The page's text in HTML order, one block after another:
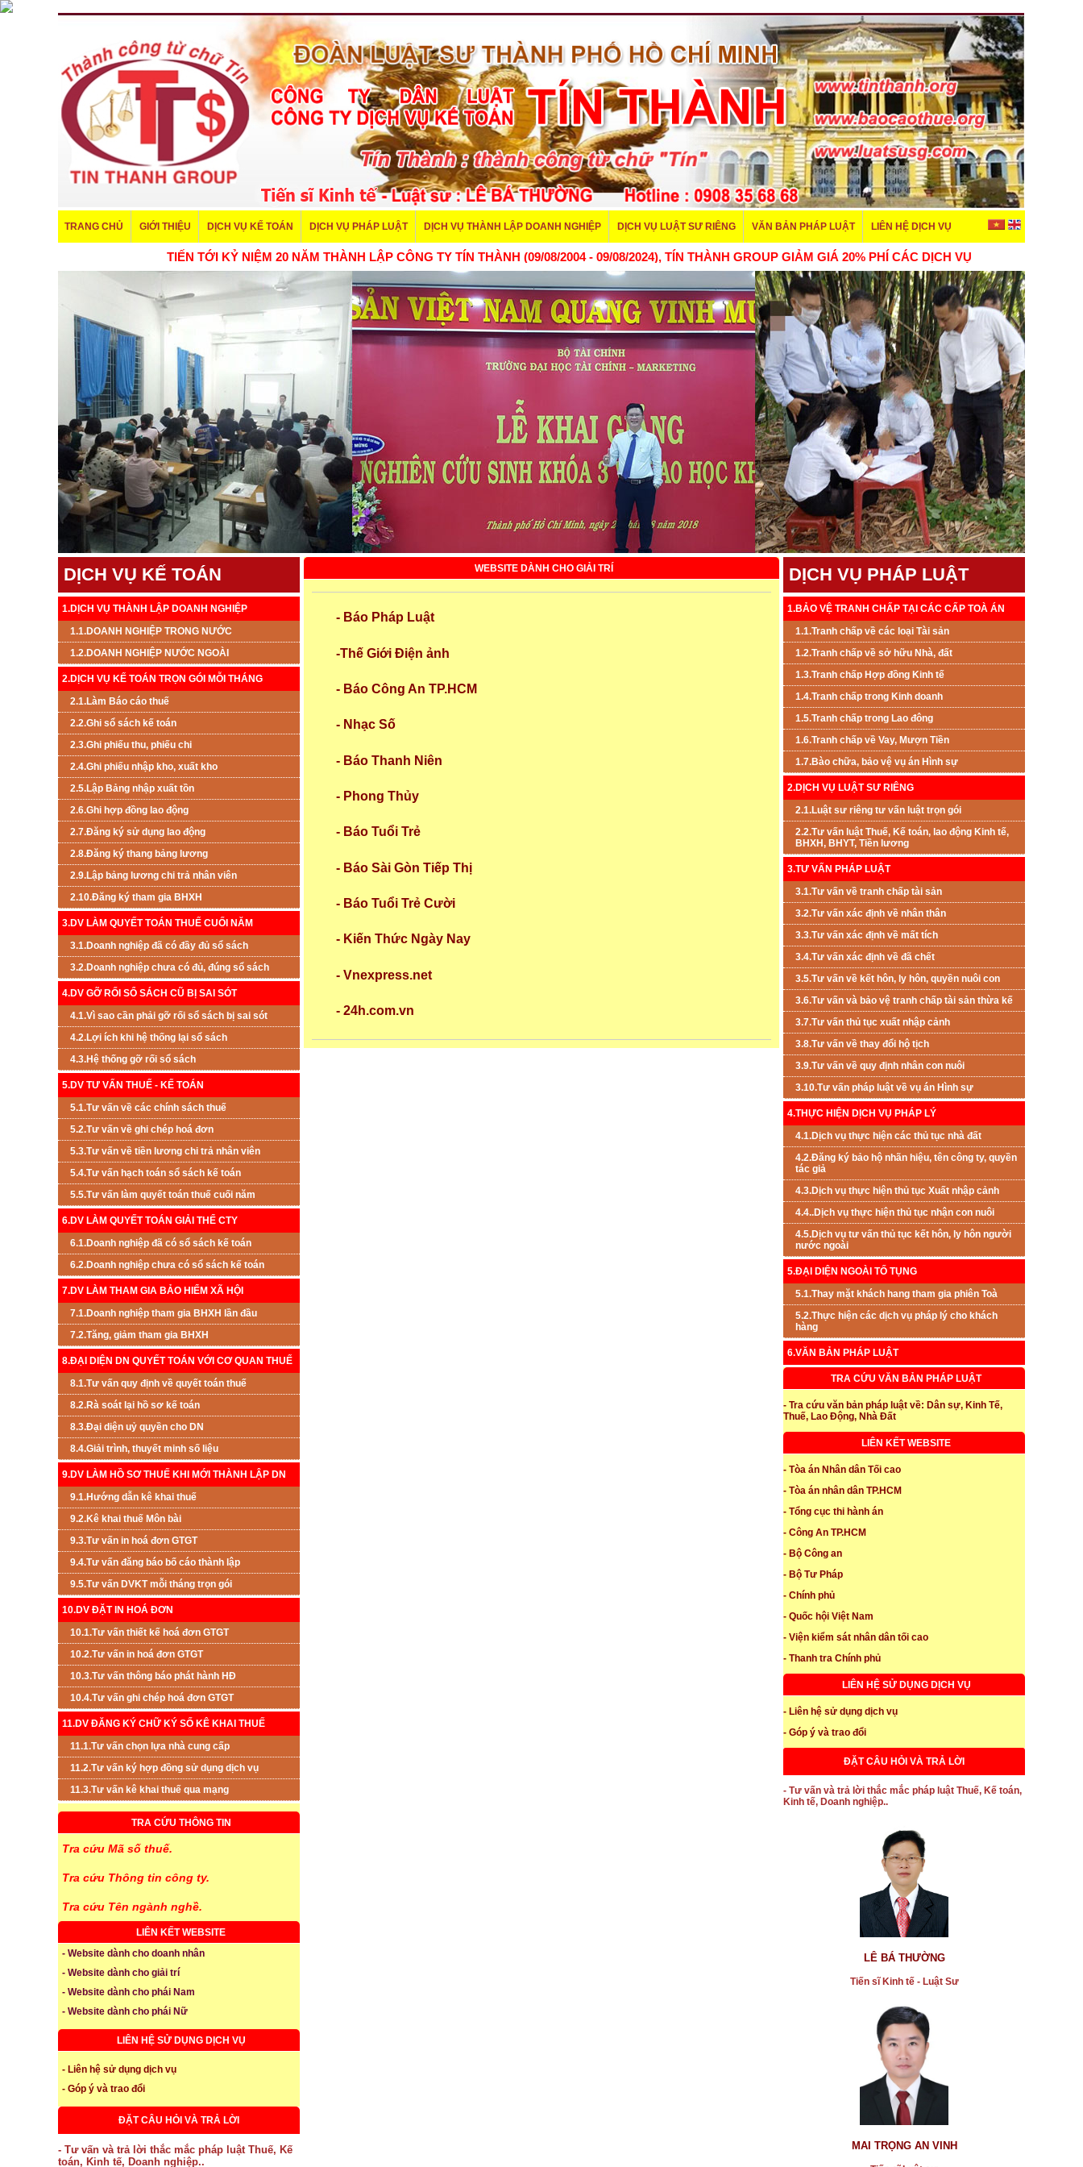
TRANG CHỦ GIỚI THIỆU DỊCH VỤ KẾ TOÁN DỊCH VỤ PHÁP LUẬT DỊCH VỤ THÀNH LẬP DOANH NGHIỆP DỊCH VỤ LUẬT SƯ RIÊNG VĂN BẢN PHÁP LUẬT LIÊN HỆ DỊCH VỤ
TIẾN TỚI KỶ NIỆM 20 NĂM THÀNH LẬP CÔNG TY TÍN THÀNH (09/08/2004 - 09/08/2024), TÍN THÀNH GROUP GIẢM GIÁ 20% PHÍ CÁC DỊCH VỤ
DỊCH VỤ KẾ TOÁN
1.DỊCH VỤ THÀNH LẬP DOANH NGHIỆP
1.1.DOANH NGHIỆP TRONG NƯỚC
1.2.DOANH NGHIỆP NƯỚC NGOÀI
2.DỊCH VỤ KẾ TOÁN TRỌN GÓI MỖI THÁNG
2.1.Làm Báo cáo thuế
2.2.Ghi sổ sách kế toán
2.3.Ghi phiếu thu, phiếu chi
2.4.Ghi phiếu nhập kho, xuất kho
2.5.Lập Bảng nhập xuất tồn
2.6.Ghi hợp đồng lao động
2.7.Đăng ký sử dụng lao động
2.8.Đăng ký thang bảng lương
2.9.Lập bảng lương chi trả nhân viên
2.10.Đăng ký tham gia BHXH
3.DV LÀM QUYẾT TOÁN THUẾ CUỐI NĂM
3.1.Doanh nghiệp đã có đầy đủ sổ sách
3.2.Doanh nghiệp chưa có đủ, đúng sổ sách
4.DV GỠ RỐI SỔ SÁCH CŨ BỊ SAI SÓT
4.1.Vì sao cần phải gỡ rối sổ sách bị sai sót
4.2.Lợi ích khi hệ thống lại sổ sách
4.3.Hệ thống gỡ rối sổ sách
5.DV TƯ VẤN THUẾ - KẾ TOÁN
5.1.Tư vấn về các chính sách thuế
5.2.Tư vấn về ghi chép hoá đơn
5.3.Tư vấn về tiền lương chi trả nhân viên
5.4.Tư vấn hạch toán sổ sách kế toán
5.5.Tư vấn làm quyết toán thuế cuối năm
6.DV LÀM QUYẾT TOÁN GIẢI THỂ CTY
6.1.Doanh nghiệp đã có sổ sách kế toán
6.2.Doanh nghiệp chưa có sổ sách kế toán
7.DV LÀM THAM GIA BẢO HIỂM XÃ HỘI
7.1.Doanh nghiệp tham gia BHXH lần đầu
7.2.Tăng, giảm tham gia BHXH
8.ĐẠI DIỆN DN QUYẾT TOÁN VỚI CƠ QUAN THUẾ
8.1.Tư vấn quy định về quyết toán thuế
8.2.Rà soát lại hồ sơ kế toán
8.3.Đại diện uỷ quyền cho DN
8.4.Giải trình, thuyết minh số liệu
9.DV LÀM HỒ SƠ THUẾ KHI MỚI THÀNH LẬP DN
9.1.Hướng dẫn kê khai thuế
9.2.Kê khai thuế Môn bài
9.3.Tư vấn in hoá đơn GTGT
9.4.Tư vấn đăng báo bố cáo thành lập
9.5.Tư vấn DVKT mỗi tháng trọn gói
10.DV ĐẶT IN HOÁ ĐƠN
10.1.Tư vấn thiết kế hoá đơn GTGT
10.2.Tư vấn in hoá đơn GTGT
10.3.Tư vấn thông báo phát hành HĐ
10.4.Tư vấn ghi chép hoá đơn GTGT
11.DV ĐĂNG KÝ CHỮ KÝ SỐ KÊ KHAI THUẾ
11.1.Tư vấn chọn lựa nhà cung cấp
11.2.Tư vấn ký hợp đồng sử dụng dịch vụ
11.3.Tư vấn kê khai thuế qua mạng
TRA CỨU THÔNG TIN
Tra cứu Mã số thuế.
Tra cứu Thông tin công ty.
Tra cứu Tên ngành nghề.
LIÊN KẾT WEBSITE
- Website dành cho doanh nhân
- Website dành cho giải trí
- Website dành cho phái Nam
- Website dành cho phái Nữ
LIÊN HỆ SỬ DỤNG DỊCH VỤ
- Liên hệ sử dụng dịch vụ
- Góp ý và trao đổi
ĐẶT CÂU HỎI VÀ TRẢ LỜI
- Tư vấn và trả lời thắc mắc pháp luật Thuế, Kế
toán, Kinh tế, Doanh nghiệp..
WEBSITE DÀNH CHO GIẢI TRÍ
- Báo Pháp Luật
-Thế Giới Điện ảnh
- Báo Công An TP.HCM
- Nhạc Số
- Báo Thanh Niên
- Phong Thủy
- Báo Tuổi Trẻ
- Báo Sài Gòn Tiếp Thị
- Báo Tuổi Trẻ Cười
- Kiến Thức Ngày Nay
- Vnexpress.net
- 24h.com.vn
DỊCH VỤ PHÁP LUẬT
1.BẢO VỆ TRANH CHẤP TẠI CÁC CẤP TOÀ ÁN
1.1.Tranh chấp về các loại Tài sản
1.2.Tranh chấp về sở hữu Nhà, đất
1.3.Tranh chấp Hợp đồng Kinh tế
1.4.Tranh chấp trong Kinh doanh
1.5.Tranh chấp trong Lao đông
1.6.Tranh chấp về Vay, Mượn Tiền
1.7.Bào chữa, bảo vệ vụ án Hình sự
2.DỊCH VỤ LUẬT SƯ RIÊNG
2.1.Luật sư riêng tư vấn luật trọn gói
2.2.Tư vấn luật Thuế, Kế toán, lao động Kinh tế,
BHXH, BHYT, Tiền lương
3.TƯ VẤN PHÁP LUẬT
3.1.Tư vấn về tranh chấp tài sản
3.2.Tư vấn xác định về nhân thân
3.3.Tư vấn xác định về mất tích
3.4.Tư vấn xác định về đã chết
3.5.Tư vấn về kết hôn, ly hôn, quyền nuôi con
3.6.Tư vấn và bảo vệ tranh chấp tài sản thừa kế
3.7.Tư vấn thủ tục xuất nhập cảnh
3.8.Tư vấn về thay đổi hộ tịch
3.9.Tư vấn về quy định nhân con nuôi
3.10.Tư vấn pháp luật về vụ án Hình sự
4.THỰC HIỆN DỊCH VỤ PHÁP LÝ
4.1.Dịch vụ thực hiện các thủ tục nhà đất
4.2.Đăng ký bảo hộ nhãn hiệu, tên công ty, quyền
tác giả
4.3.Dịch vụ thực hiện thủ tục Xuất nhập cảnh
4.4..Dịch vụ thực hiện thủ tục nhận con nuôi
4.5.Dịch vụ tư vấn thủ tục kết hôn, ly hôn người
nước ngoài
5.ĐẠI DIỆN NGOÀI TỐ TỤNG
5.1.Thay mặt khách hang tham gia phiên Toà
5.2.Thực hiện các dịch vụ pháp lý cho khách
hàng
6.VĂN BẢN PHÁP LUẬT
TRA CỨU VĂN BẢN PHÁP LUẬT
- Tra cứu văn bản pháp luật về: Dân sự, Kinh Tế,
Thuế, Lao Động, Nhà Đất
LIÊN KẾT WEBSITE
- Tòa án Nhân dân Tối cao
- Tòa án nhân dân TP.HCM
- Tổng cục thi hành án
- Công An TP.HCM
- Bộ Công an
- Bộ Tư Pháp
- Chính phủ
- Quốc hội Việt Nam
- Viện kiểm sát nhân dân tối cao
- Thanh tra Chính phủ
LIÊN HỆ SỬ DỤNG DỊCH VỤ
- Liên hệ sử dụng dịch vụ
- Góp ý và trao đổi
ĐẶT CÂU HỎI VÀ TRẢ LỜI
- Tư vấn và trả lời thắc mắc pháp luật Thuế, Kế toán,
Kinh tế, Doanh nghiệp..
LÊ BÁ THƯỜNG
Tiến sĩ Kinh tế - Luật Sư
MAI TRỌNG AN VINH
* Vụ CSGT Tân Sơn Nhất bị tố đòi tiền
* Cảnh giác khi mua đất dự án có quy hoạch nhưng
đã bị chỉnh sửa làm giả bản quy hoạch 1/500
* Người sử dụng mạng xã hội làm giả cơ quan nhà
nước để thu gom sổ BHXH sẽ bị xử tội hình sự.
tích pháp lý về vụ tranh chấp